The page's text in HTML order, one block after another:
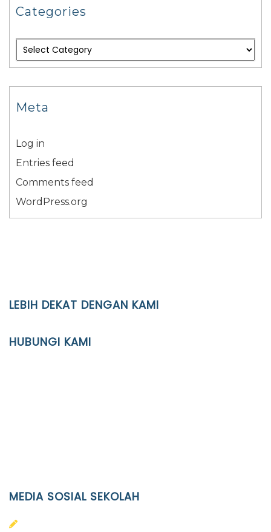
Categories
Meta
Log in
Entries feed
Comments feed
WordPress.org
LEBIH DEKAT DENGAN KAMI
HUBUNGI KAMI
MEDIA SOSIAL SEKOLAH